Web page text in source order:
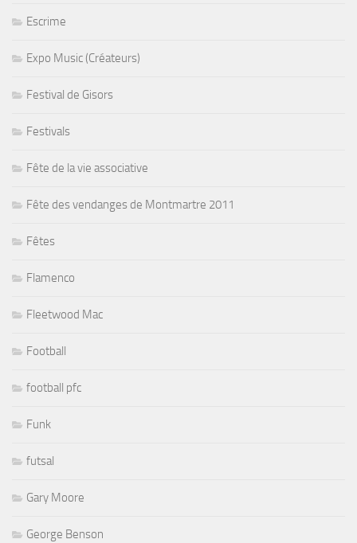
Escrime
Expo Music (Créateurs)
Festival de Gisors
Festivals
Fête de la vie associative
Fête des vendanges de Montmartre 2011
Fêtes
Flamenco
Fleetwood Mac
Football
football pfc
Funk
futsal
Gary Moore
George Benson